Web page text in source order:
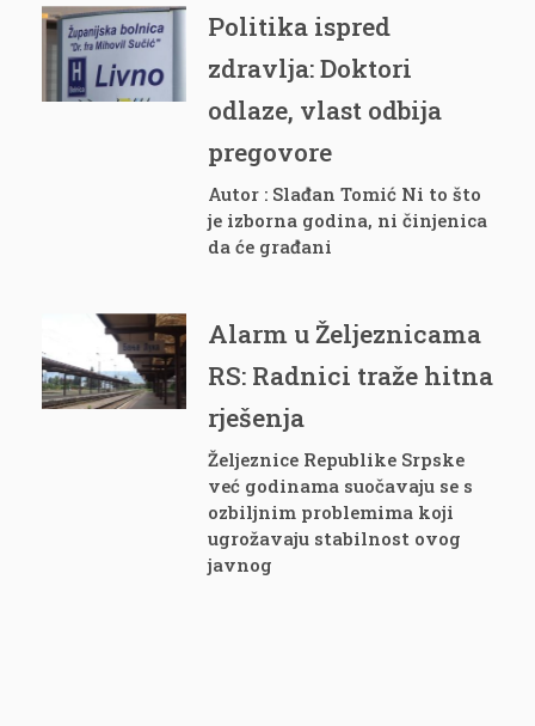
Politika ispred
zdravlja: Doktori
odlaze, vlast odbija
pregovore
Autor : Slađan Tomić Ni to što
je izborna godina, ni činjenica
da će građani
Alarm u Željeznicama
RS: Radnici traže hitna
rješenja
Željeznice Republike Srpske
već godinama suočavaju se s
ozbiljnim problemima koji
ugrožavaju stabilnost ovog
javnog